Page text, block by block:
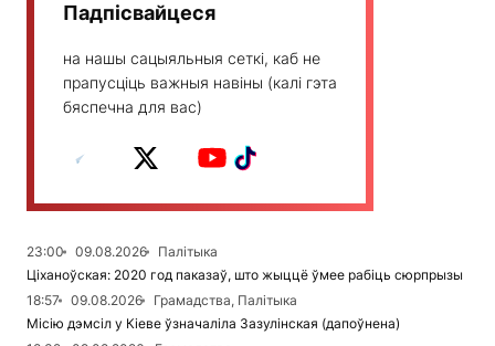
Падпісвайцеся
на нашы сацыяльныя сеткі, каб не
прапусціць важныя навіны (калі гэта
бяспечна для вас)
23:00 09.08.2026
Палітыка
Ціханоўская: 2020 год паказаў, што жыццё ўмее рабіць сюрпрызы
18:57
09.08.2026
Грамадства, Палітыка
Місію дэмсіл у Кіеве ўзначаліла Зазулінская (дапоўнена)